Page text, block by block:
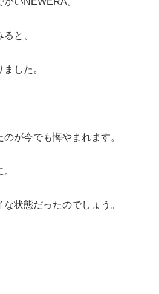
と、
した。
が今でも悔やまれます。
状態だったのでしょう。